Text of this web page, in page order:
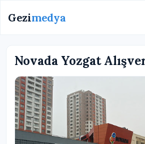
Gezimedya
Novada Yozgat